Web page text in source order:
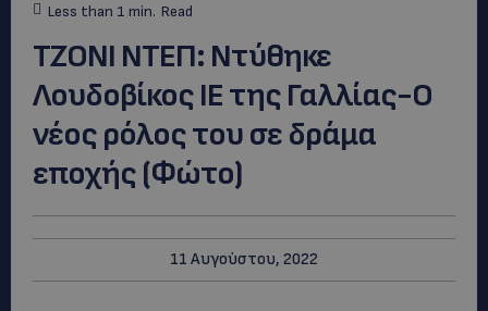
Less than 1 min. Read
TZONI NTEΠ: Nτύθηκε
Λουδοβίκος ΙΕ της Γαλλίας-Ο
νέος ρόλος του σε δράμα
εποχής (Φώτο)
11 Αυγούστου, 2022